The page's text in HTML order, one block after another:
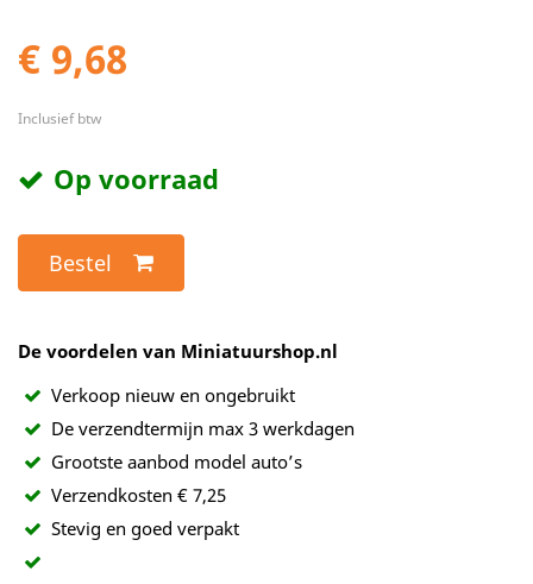
€ 9,68
Inclusief btw
Op voorraad
Bestel
De voordelen van Miniatuurshop.nl
Verkoop nieuw en ongebruikt
De verzendtermijn max 3 werkdagen
Grootste aanbod model auto’s
Verzendkosten € 7,25
Stevig en goed verpakt